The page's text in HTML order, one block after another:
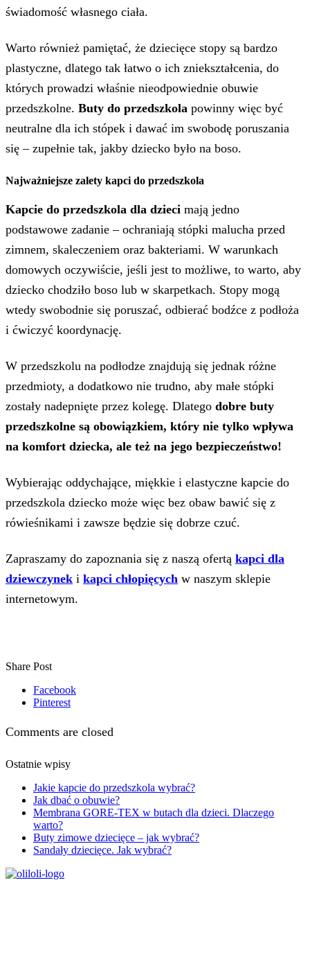
świadomość własnego ciała.
Warto również pamiętać, że dziecięce stopy są bardzo
plastyczne, dlatego tak łatwo o ich zniekształcenia, do
których prowadzi właśnie nieodpowiednie obuwie
przedszkolne. Buty do przedszkola powinny więc być
neutralne dla ich stópek i dawać im swobodę poruszania
się – zupełnie tak, jakby dziecko było na boso.
Najważniejsze zalety kapci do przedszkola
Kapcie do przedszkola dla dzieci mają jedno
podstawowe zadanie – ochraniają stópki malucha przed
zimnem, skaleczeniem oraz bakteriami. W warunkach
domowych oczywiście, jeśli jest to możliwe, to warto, aby
dziecko chodziło boso lub w skarpetkach. Stopy mogą
wtedy swobodnie się poruszać, odbierać bodźce z podłoża
i ćwiczyć koordynację.
W przedszkolu na podłodze znajdują się jednak różne
przedmioty, a dodatkowo nie trudno, aby małe stópki
zostały nadepnięte przez kolegę. Dlatego dobre buty
przedszkolne są obowiązkiem, który nie tylko wpływa
na komfort dziecka, ale też na jego bezpieczeństwo!
Wybierając oddychające, miękkie i elastyczne kapcie do
przedszkola dziecko może więc bez obaw bawić się z
rówieśnikami i zawsze będzie się dobrze czuć.
Zapraszamy do zapoznania się z naszą ofertą kapci dla
dziewczynek i kapci chłopięcych w naszym sklepie
internetowym.
Share Post
Facebook
Pinterest
Comments are closed
Ostatnie wpisy
Jakie kapcie do przedszkola wybrać?
Jak dbać o obuwie?
Membrana GORE-TEX w butach dla dzieci. Dlaczego
warto?
Buty zimowe dziecięce – jak wybrać?
Sandały dziecięce. Jak wybrać?